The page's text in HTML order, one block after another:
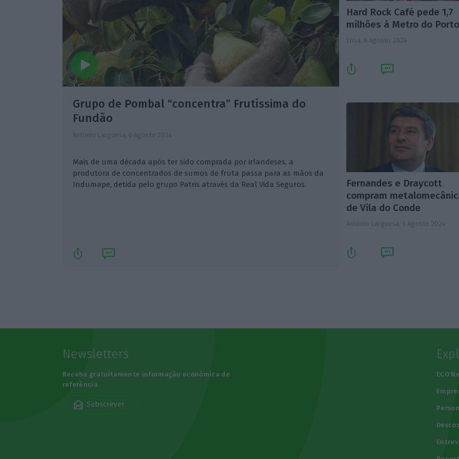
Grupo de Pombal “concentra” Frutíssima do
Fundão
António Larguesa, 6 Agosto 2024
Mais de uma década após ter sido comprada por irlandeses, a
produtora de concentrados de sumos de fruta passa para as mãos da
Indumape, detida pelo grupo Patris através da Real Vida Seguros.
Hard Rock Café pede 1,7
milhões à Metro do
Lusa, 6 Agosto 2024
Fernandes e Draycott
compram
de Vila do Conde
António Larguesa, 6 Agosto 2024
Newsletters
Receba gratuitamente informação económica de
referência
Subscrever
ECO